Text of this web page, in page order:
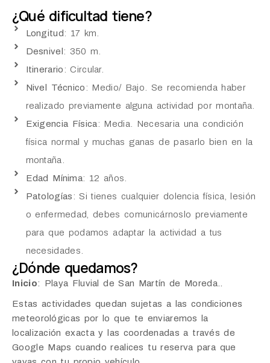
¿Qué dificultad tiene?
Longitud: 17 km.
Desnivel: 350 m.
Itinerario : Circular.
Nivel Técnico : Medio/ Bajo. Se recomienda haber
realizado previamente alguna actividad por montaña.
Exigencia Física: Media. Necesaria una condición
física normal y muchas ganas de pasarlo bien en la
montaña.
Edad Mínima: 12 años.
Patologías : Si tienes cualquier dolencia física, lesión
o enfermedad, debes comunicárnoslo previamente
para que podamos adaptar la actividad a tus
necesidades.
¿Dónde quedamos?
Inicio: Playa Fluvial de San Martín de Moreda..
Estas actividades quedan sujetas a las condiciones
meteorológicas por lo que te enviaremos la
localización exacta y las coordenadas a través de
Google Maps cuando realices tu reserva para que